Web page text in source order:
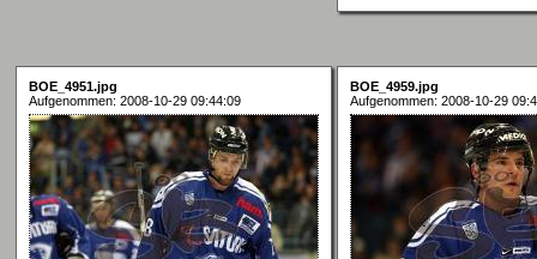
BOE_4951.jpg
Aufgenommen: 2008-10-29 09:44:09
BOE_4959.jpg
Aufgenommen: 2008-10-29